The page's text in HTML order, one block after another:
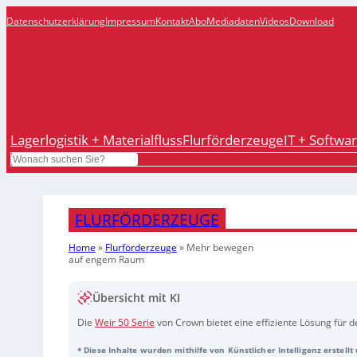
DatenschutzerklärungImpressumKontaktAboMediadatenVideosDownload
Lagerlogistik + MaterialflussFlurförderzeugeIT +
Search
FLURFÖRDERZEUGE
Home » Flurförderzeuge » Mehr bewegen
auf engem Raum
Übersicht mit KI
DieWeir 50 Serie von Crown bietet eine effiziente Lösung für
Stahlabdeckungen sind sie extrem langlebig und minimieren
* Diese Inhalte wurden mithilfe von Künstlicher Intelligenz erstellt